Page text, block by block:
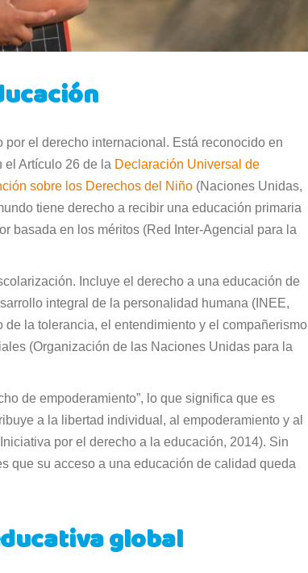
el derecho internacional. Está reconocido en
el Artículo 26 de la Declaración Universal de
sobre los Derechos del Niño (Naciones Unidas,
tiene derecho a recibir una educación primaria
basada en los méritos (Red Inter-Agencial para la
Incluye el derecho a una educación de
integral de la personalidad humana (INEE,
la tolerancia, el entendimiento y el compañerismo
(Organización de las Naciones Unidas para la
de empoderamiento”, lo que significa que es
a la libertad individual, al empoderamiento y al
por el derecho a la educación, 2014). Sin
que su acceso a una educación de calidad queda
global